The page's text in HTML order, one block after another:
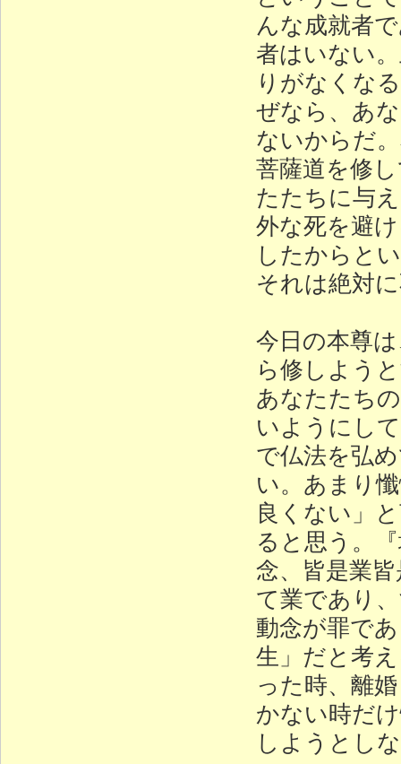
んな成就者
者はいない
りがなくな
ぜなら、あ
ないからだ
菩薩道を修
たたちに与
外な死を避
したからと
それは絶対
今日の本尊
ら修しよう
あなたたち
いようにし
で仏法を弘
い。あまり
良くない」
ると思う。
念、皆是業
て業であり
動念が罪で
生」だと考
った時、離
かない時だ
しようとし